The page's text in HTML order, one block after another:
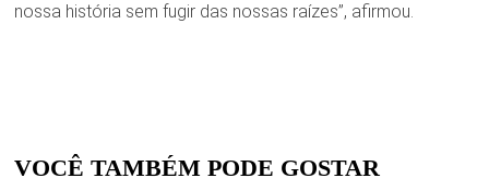
nossa história sem fugir das nossas raízes”, afirmou.
VOCÊ TAMBÉM PODE GOSTAR